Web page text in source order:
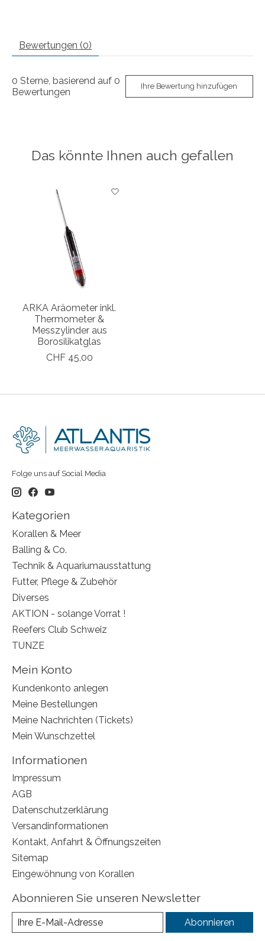
Bewertungen (0)
0 Sterne, basierend auf 0
Bewertungen
Ihre Bewertung hinzufügen
Das könnte Ihnen auch gefallen
Produkt-Karussell-Artikel
ARKA Aräometer inkl.
Thermometer &
Messzylinder aus
Borosilikatglas
CHF 45,00
Folge uns auf Social Media
Kategorien
Korallen & Meer
Balling & Co.
Technik & Aquariumausstattung
Futter, Pflege & Zubehör
Diverses
AKTION - solange Vorrat !
Reefers Club Schweiz
TUNZE
Mein Konto
Kundenkonto anlegen
Meine Bestellungen
Meine Nachrichten (Tickets)
Mein Wunschzettel
Informationen
Impressum
AGB
Datenschutzerklärung
Versandinformationen
Kontakt, Anfahrt & Öffnungszeiten
Sitemap
Eingewöhnung von Korallen
Abonnieren Sie unseren Newsletter
Abonnieren